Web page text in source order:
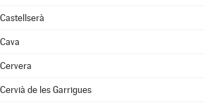
Castellserà
Cava
Cervera
Cervià de les Garrigues